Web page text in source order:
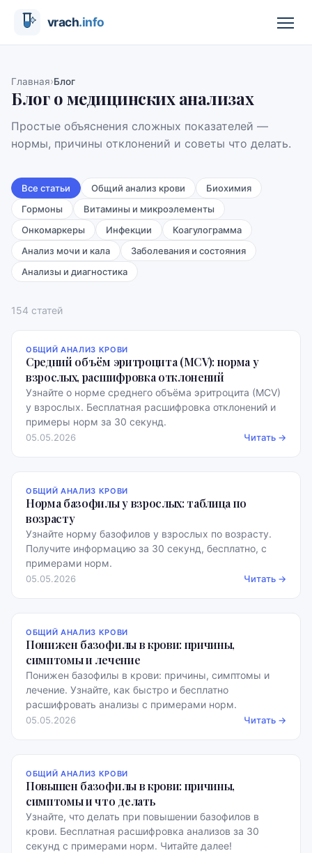
Главная›Блог
Блог о медицинских анализах
Простые объяснения сложных показателей —
нормы, причины отклонений и советы что делать.
Все статьи Общий анализ крови
Биохимия
Гормоны
Витамины и микроэлементы
Онкомаркеры
Инфекции
Коагулограмма
Анализ мочи и кала
Заболевания и состояния
Анализы и диагностика
154 статей
ОБЩИЙ АНАЛИЗ КРОВИ
Средний объём эритроцита (MCV): норма у
взрослых, расшифровка отклонений
Узнайте о норме среднего объёма эритроцита (MCV)
у взрослых. Бесплатная расшифровка отклонений и
примеры норм за 30 секунд.
05.05.2026 Читать →
ОБЩИЙ АНАЛИЗ КРОВИ
Норма базофилы у взрослых: таблица по
возрасту
Узнайте норму базофилов у взрослых по возрасту.
Получите информацию за 30 секунд, бесплатно, с
примерами норм.
05.05.2026 Читать →
ОБЩИЙ АНАЛИЗ КРОВИ
Понижен базофилы в крови: причины,
симптомы и лечение
Понижен базофилы в крови: причины, симптомы и
лечение. Узнайте, как быстро и бесплатно
расшифровать анализы с примерами норм.
05.05.2026 Читать →
ОБЩИЙ АНАЛИЗ КРОВИ
Повышен базофилы в крови: причины,
симптомы и что делать
Узнайте, что делать при повышении базофилов в
крови. Бесплатная расшифровка анализов за 30
секунд с примерами норм. Читайте далее!